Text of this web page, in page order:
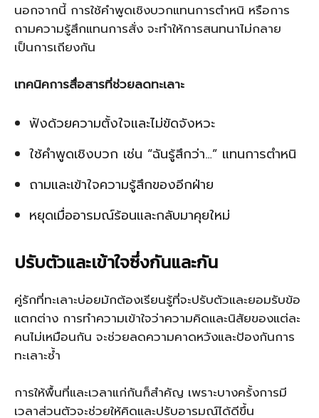
นอกจากนี้ การใช้คำพูดเชิงบวกแทนการตำหนิ หรือการ
ถามความรู้สึกแทนการสั่ง จะทำให้การสนทนาไม่กลาย
เป็นการเถียงกัน
เทคนิคการสื่อสารที่ช่วยลดทะเลาะ
ฟังด้วยความตั้งใจและไม่ขัดจังหวะ
ใช้คำพูดเชิงบวก เช่น “ฉันรู้สึกว่า…” แทนการตำหนิ
ถามและเข้าใจความรู้สึกของอีกฝ่าย
หยุดเมื่ออารมณ์ร้อนและกลับมาคุยใหม่
ปรับตัวและเข้าใจซึ่งกันและกัน
คู่รักที่ทะเลาะบ่อยมักต้องเรียนรู้ที่จะปรับตัวและยอมรับข้อ
แตกต่าง การทำความเข้าใจว่าความคิดและนิสัยของแต่ละ
คนไม่เหมือนกัน จะช่วยลดความคาดหวังและป้องกันการ
ทะเลาะซ้ำ
การให้พื้นที่และเวลาแก่กันก็สำคัญ เพราะบางครั้งการมี
เวลาส่วนตัวจะช่วยให้คิดและปรับอารมณ์ได้ดีขึ้น